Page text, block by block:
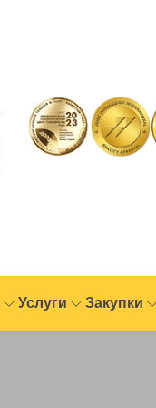
Услуги Закупки